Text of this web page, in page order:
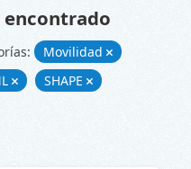
Movilidad
SHAPE